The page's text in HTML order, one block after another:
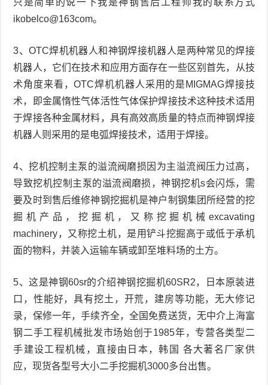
ikobelco@163com。
3、OTC焊机机器人和神钢焊接机器人是两种常见的焊接
机器人，它们在技术和应用方面存在一些区别首先，从技
术角度来看，OTC焊机机器人采用的是MIGMAG焊接技
术，即金属惰性气体活性气体保护焊接技术这种技术适用
于焊接各种金属材料，具有高效高质量的特点而神钢焊接
机器人则采用的是电弧焊接技术，适用于焊接。
4、挖机控制主泵的溢流阀磨损因为主溢流阀压力过高，
导致挖机控制主泵的溢流阀磨损，神钢挖机s会闪烁，需
要及时到售后维修神钢挖掘机是神户制钢集团所经营的挖
掘机产品，挖掘机，又称挖掘机械excavating
machinery，又称挖土机，是用铲斗挖掘高于或低于承机
面的物料，并装入运输车辆或卸至堆料场的土方。
5、这是神钢60sr的介绍神钢挖掘机60SR2，日本原装进
口，性能好，具有挖土，开荒，建房等功能，无大修记
录，保修一年，手续齐全，全国免费送货，无中介上海富
钢二手工程机械批发市场始创于1985年，专营各类型二
手建设工程机械，直接由日本，韩国 各大著名厂家供
应，现货各型号大小二手挖掘机3000多台出售。